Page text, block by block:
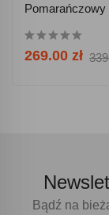
Pomarańczowy
269.00 zł
Bądź na